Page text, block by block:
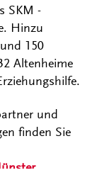
SKM -
Hinzu
150
Altenheime
und
finden Sie
.